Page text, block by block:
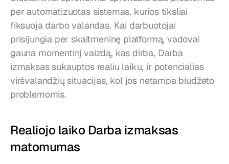
per automatizuotas sistemas, kurios tiksliai
fiksuoja darbo valandas. Kai darbuotojai
prisijungia per skaitmeninę platformą, vadovai
gauna momentinį vaizdą, kas dirba, Darba
izmaksas sukauptos realiu laiku, ir potencialias
viršvalandžių situacijas, kol jos netampa biudžeto
problemomis.
Realiojo laiko Darba izmaksas
matomumas